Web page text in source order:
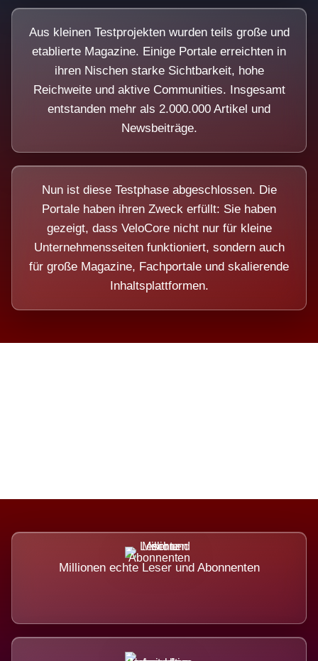
Aus kleinen Testprojekten wurden teils große und
etablierte Magazine. Einige Portale erreichten in
ihren Nischen starke Sichtbarkeit, hohe
Reichweite und aktive Communities. Insgesamt
entstanden mehr als 2.000.000 Artikel und
Newsbeiträge.
Nun ist diese Testphase abgeschlossen. Die
Portale haben ihren Zweck erfüllt: Sie haben
gezeigt, dass VeloCore nicht nur für kleine
Unternehmensseiten funktioniert, sondern auch
für große Magazine, Fachportale und skalierende
Inhaltsplattformen.
Millionen echte Leser und Abonnenten